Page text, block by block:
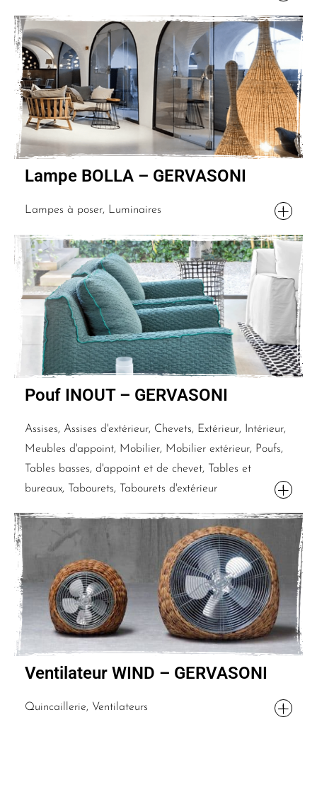
Lampe BOLLA – GERVASONI
Lampes à poser, Luminaires
Pouf INOUT – GERVASONI
Assises, Assises d'extérieur, Chevets, Extérieur, Intérieur,
Meubles d'appoint, Mobilier, Mobilier extérieur, Poufs,
Tables basses, d'appoint et de chevet, Tables et
bureaux, Tabourets, Tabourets d'extérieur
Ventilateur WIND – GERVASONI
Quincaillerie, Ventilateurs